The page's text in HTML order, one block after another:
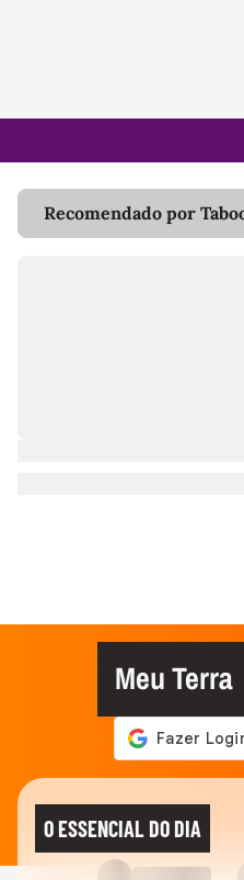
Recomendado por
Meu Terra
O ESSENCIAL DO DIA